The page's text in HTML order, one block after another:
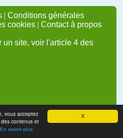
X
vous acceptez
contenus et
En savoir plus
| Conditions générales
cookies | Contact à propos
un site, voir l'article 4 des